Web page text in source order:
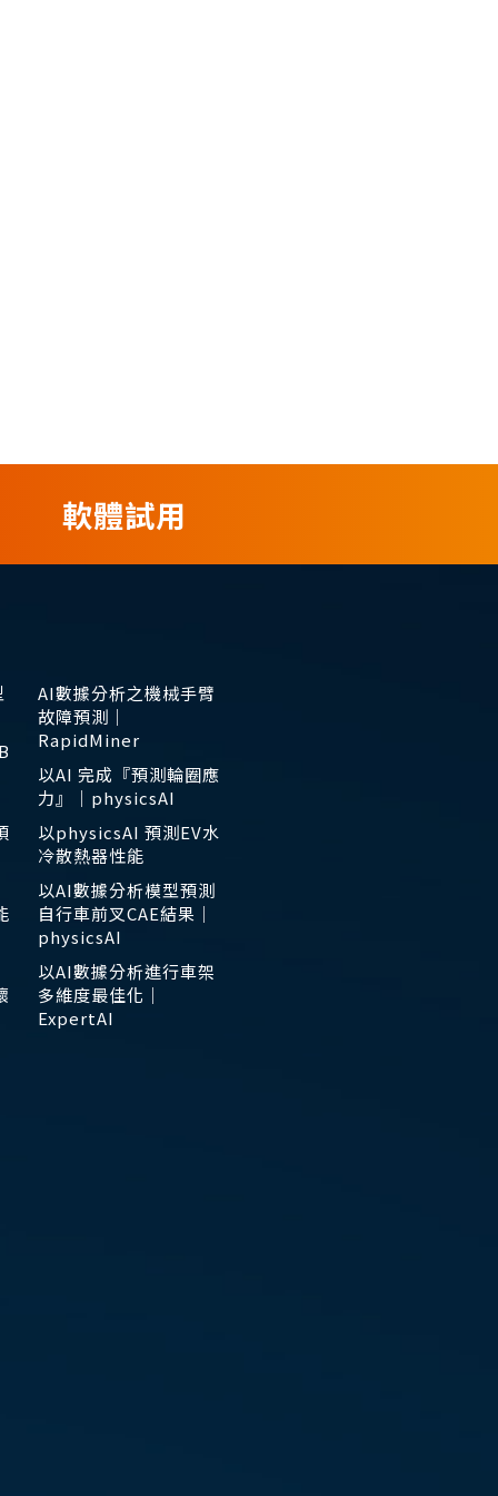
軟體試用
AI數據分析之機械手臂
故障預測｜
RapidMiner
以AI 完成『預測輪圈應
力』｜physicsAI
以physicsAI 預測EV水
冷散熱器性能
以AI數據分析模型預測
自行車前叉CAE結果｜
physicsAI
以AI數據分析進行車架
多維度最佳化｜
ExpertAI